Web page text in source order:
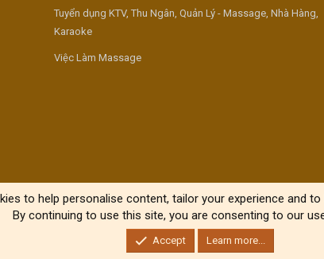
Tuyển dụng KTV, Thu Ngân, Quản Lý - Massage, Nhà Hàng,
Karaoke
Việc Làm Massage
to help personalise content, tailor your experience and
By continuing to use this site, you are consenting to our
Accept Learn more...